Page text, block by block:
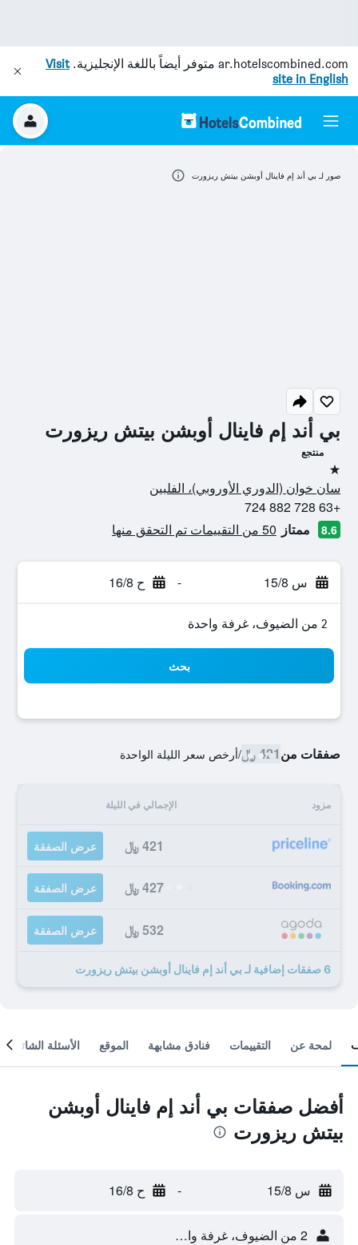
ar.hotelscombined.com متوفر أيضاً باللغة الإنجليزية.Visit
site in English
بي أند إم فاينال أوبشن بيتش ريزورت
منتجع
نجمة واحدة
سان خوان (الدوري الأوروبي)، الفلبين
+63 728 882 724
8.6 ممتاز 50 من التقييمات تم التحقق منها
س 15/8 - ح 16/8
2 من الضيوف، غرفة واحدة
بحث
صفقات من421 ﷼ /أرخص سعر الليلة الواحدة
مزود الإجمالي في الليلة
421 ﷼ عرض الصفقة
427 ﷼ عرض الصفقة
532 ﷼ عرض الصفقة
6 صفقات إضافية لـ بي أند إم فاينال أوبشن بيتش ريزورت
صور لـ بي أند إم فاينال أوبشن بيتش ريزورت
لمحة عن التقييمات فنادق مشابهة الموقع الأسئلة الشائعة
أفضل صفقات بي أند إم فاينال أوبشن
بيتش ريزورت
س 15/8 - ح 16/8
2 من الضيوف، غرفة واحدة